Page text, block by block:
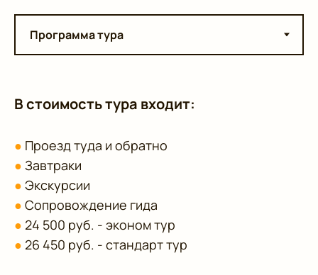
В стоимость тура входит:
● Проезд туда и обратно
● Завтраки
● Экскурсии
● Сопровождение гида
● 24 500 руб. - эконом тур
● 26 450 руб. - стандарт тур